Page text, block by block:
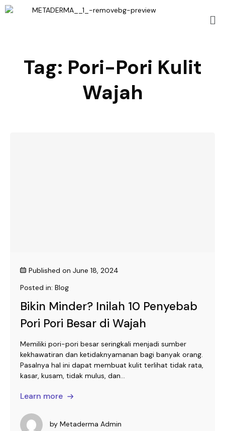
Tag: Pori-Pori Kulit
Wajah
Published on June 18, 2024
Posted in: Blog
Bikin Minder? Inilah 10 Penyebab
Pori Pori Besar di Wajah
Memiliki pori-pori besar seringkali menjadi sumber
kekhawatiran dan ketidaknyamanan bagi banyak orang.
Pasalnya hal ini dapat membuat kulit terlihat tidak rata,
kasar, kusam, tidak mulus, dan...
Learn more
by Metaderma Admin